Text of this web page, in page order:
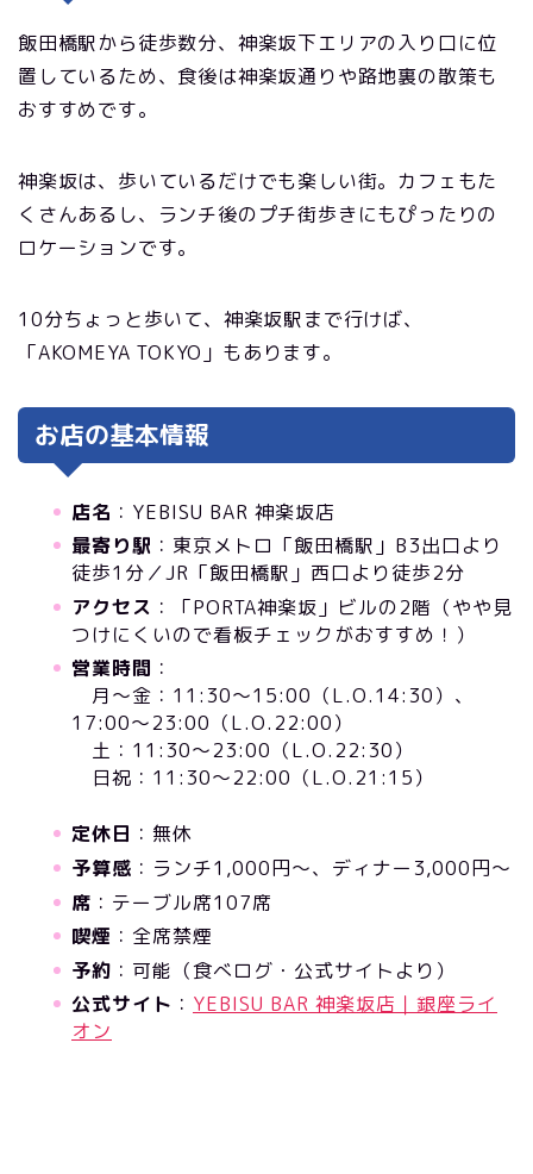
飯田橋駅から徒歩数分、神楽坂下エリアの入り口に位
置しているため、食後は神楽坂通りや路地裏の散策も
おすすめです。
神楽坂は、歩いているだけでも楽しい街。カフェもた
くさんあるし、ランチ後のプチ街歩きにもぴったりの
ロケーションです。
10分ちょっと歩いて、神楽坂駅まで行けば、
「AKOMEYA TOKYO」もあります。
お店の基本情報
店名 ：YEBISU BAR 神楽坂店
最寄り駅 ：東京メトロ「飯田橋駅」B3出口より
徒歩1分／JR「飯田橋駅」西口より徒歩2分
アクセス ：「PORTA神楽坂」ビルの2階（やや見
つけにくいので看板チェックがおすすめ！）
営業時間 ：
月〜金：11:30～15:00（L.O.14:30）、
17:00～23:00（L.O.22:00）
土：11:30～23:00（L.O.22:30）
日祝：11:30～22:00（L.O.21:15）
定休日 ：無休
予算感 ：ランチ1,000円〜、ディナー3,000円〜
席 ：テーブル席107席
喫煙 ：全席禁煙
予約 ：可能（食べログ・公式サイトより）
公式サイト ： YEBISU BAR 神楽坂店｜銀座ライ
オン